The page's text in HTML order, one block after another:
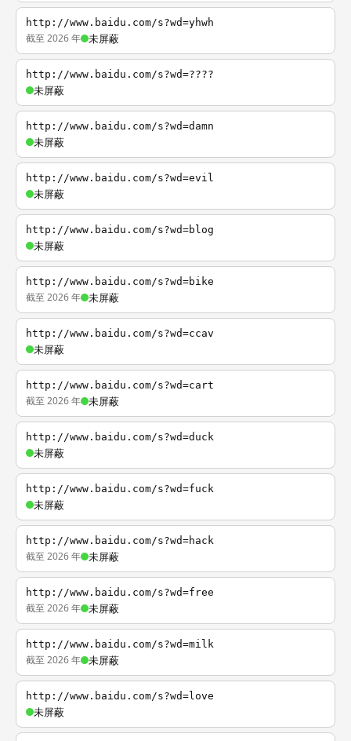
http://www.baidu.com/s?wd=yhwh
截至 2026 年 未屏蔽
http://www.baidu.com/s?wd=????
未屏蔽
http://www.baidu.com/s?wd=damn
未屏蔽
http://www.baidu.com/s?wd=evil
未屏蔽
http://www.baidu.com/s?wd=blog
未屏蔽
http://www.baidu.com/s?wd=bike
截至 2026 年 未屏蔽
http://www.baidu.com/s?wd=ccav
未屏蔽
http://www.baidu.com/s?wd=cart
截至 2026 年 未屏蔽
http://www.baidu.com/s?wd=duck
未屏蔽
http://www.baidu.com/s?wd=fuck
未屏蔽
http://www.baidu.com/s?wd=hack
截至 2026 年 未屏蔽
http://www.baidu.com/s?wd=free
截至 2026 年 未屏蔽
http://www.baidu.com/s?wd=milk
截至 2026 年 未屏蔽
http://www.baidu.com/s?wd=love
未屏蔽